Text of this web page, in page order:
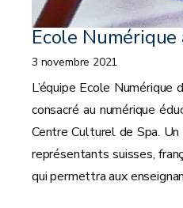
Ecole Numérique
3 novembre 2021
L’équipe Ecole
consacré au numérique
Centre Culturel de Spa.
représentants suisses,
qui permettra aux